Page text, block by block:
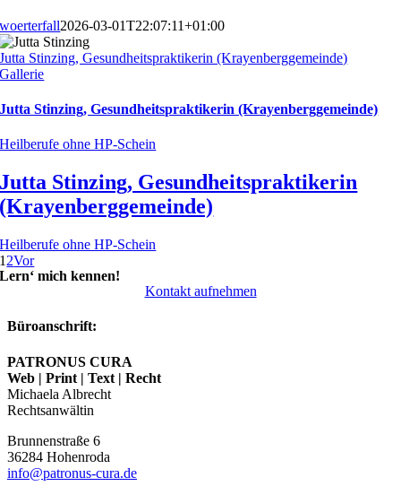
woerterfall2026-03-01T22:07:11+01:00
Jutta Stinzing, Gesundheitspraktikerin (Krayenberggemeinde)
Gallerie
Jutta Stinzing, Gesundheitspraktikerin (Krayenberggemeinde)
Heilberufe ohne HP-Schein
Jutta Stinzing, Gesundheitspraktikerin
(Krayenberggemeinde)
Heilberufe ohne HP-Schein
1 2Vor
Lern‘ mich kennen!
Kontakt aufnehmen
Büroanschrift:
PATRONUS CURA
Web | Print | Text | Recht
Michaela Albrecht
Rechtsanwältin
Brunnenstraße 6
36284 Hohenroda
info@patronus-cura.de